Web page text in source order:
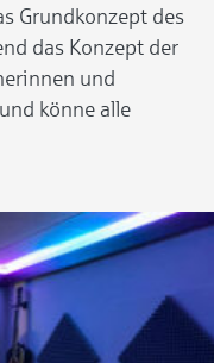
Grundkonzept des
das Konzept der
und
könne alle